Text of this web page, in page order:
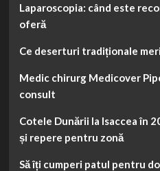
Laparoscopia: când este
oferă
Ce deserturi tradiționale
Medic chirurg Medicover
consult
Cotele Dunării la Isaccea în
și repere pentru zonă
Să îți cumperi patul pentru